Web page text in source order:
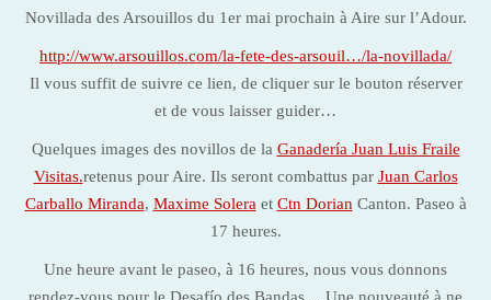
Novillada des Arsouillos du 1er mai prochain à Aire sur l’Adour.
http://www.arsouillos.com/la-fete-des-arsouil…/la-novillada/
Il vous suffit de suivre ce lien, de cliquer sur le bouton réserver
et de vous laisser guider…
Quelques images des novillos de la Ganadería Juan Luis Fraile
Visitas.retenus pour Aire. Ils seront combattus par Juan Carlos
Carballo Miranda, Maxime Solera et Ctn Dorian Canton. Paseo à
17 heures.
Une heure avant le paseo, à 16 heures, nous vous donnons